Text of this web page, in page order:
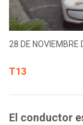
28 DE NOVIEMBRE
T13
El conductor